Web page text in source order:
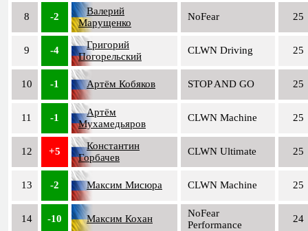
8 -2
Валерий
Марущенко
NoFear 25
9 -4
Григорий
Погорельский
CLWN Driving 25
10 -1 Артём Кобяков STOP AND GO 25
11 -1
Артём
Мухамедьяров
CLWN Machine 25
12 +5
Константин
Горбачев
CLWN Ultimate 25
13 -2 Максим Мисюра CLWN Machine 25
14 -10 Максим Кохан
NoFear
Performance
24